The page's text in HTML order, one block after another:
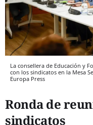
La consellera de Educación y
con los sindicatos en la Mesa
Europa Press
Ronda de
sindicatos